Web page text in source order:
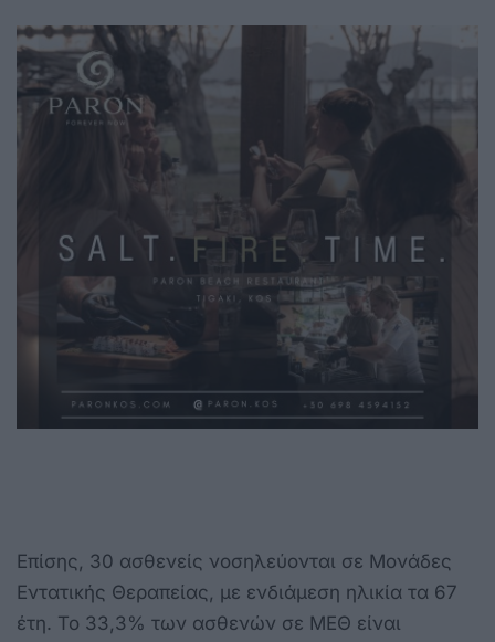
Επίσης, 30 ασθενείς νοσηλεύονται σε Μονάδες
Εντατικής Θεραπείας, με ενδιάμεση ηλικία τα 67
έτη. Το 33,3% των ασθενών σε ΜΕΘ είναι